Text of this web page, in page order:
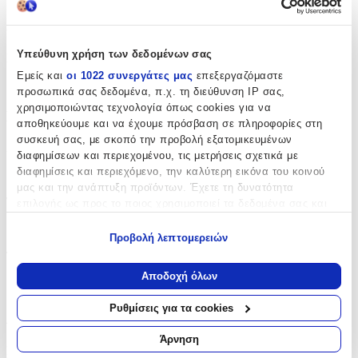
Υπεύθυνη χρήση των δεδομένων σας
Εμείς και οι 1022 συνεργάτες μας επεξεργαζόμαστε
προσωπικά σας δεδομένα, π.χ. τη διεύθυνση IP σας,
χρησιμοποιώντας τεχνολογία όπως cookies για να
αποθηκεύουμε και να έχουμε πρόσβαση σε πληροφορίες στη
συσκευή σας, με σκοπό την προβολή εξατομικευμένων
διαφημίσεων και περιεχομένου, τις μετρήσεις σχετικά με
διαφημίσεις και περιεχόμενο, την καλύτερη εικόνα του κοινού
μας και την ανάπτυξη προϊόντων. Έχετε τη δυνατότητα
Να συλλέξουμε πληροφορίες σχετικά με τη γεωγραφική
σας τοποθεσία, οι οποίες μπορεί να είναι ακριβείς σε
απόσταση μερικών μέτρων
Να αναγνωρίσουμε τη συσκευή σας σαρώνοντας ενεργά
για συγκεκριμένα χαρακτηριστικά (δακτυλικό αποτύπωμα)
Μάθετε περισσότερα σχετικά με τον τρόπο επεξεργασίας των
Προβολή λεπτομερειών
Αποδοχή όλων
Ρυθμίσεις για τα cookies
Άρνηση
Χαρακτηριστικά
Κατασκευαστής:
Rocksax
Βασικά Χαρακτηριστικά
Χρώμα:
Καφέ
Γυμνασίου - Λυκείου
Αξιολογήσεις
Προς το παρόν δεν υπάρχουν άλλες αξιολογήσεις. Όταν